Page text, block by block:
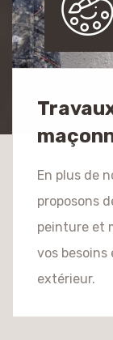
En plus de
proposons
peinture et
vos besoins
extérieur.